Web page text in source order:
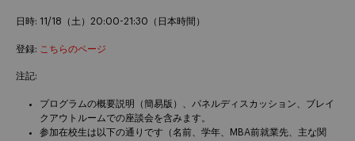
日時: 11/18（土）20:00-21:30（日本時間）
登録: こちらのページ
注記:
プログラムの概要説明（簡易版）、パネルディスカッション、ブレイ
クアウトルームでの座談会を含みます。
参加在校生は以下の通りです（名前、学年、MBA前就業先、主な関